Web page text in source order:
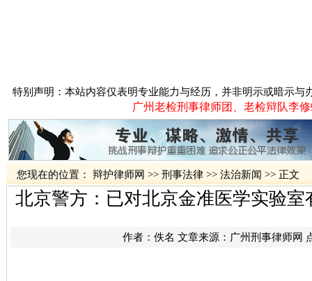
特别声明：本站内容仅表明专业能力与经历，并非明示或暗示
广州老检刑事律师团、老检辩队李
您现在的位置： 辩护律师网 >> 刑事法律 >> 法治新闻 >> 正文
北京警方：已对北京金准医学实验
作者：佚名 文章来源： 广州刑事律师网